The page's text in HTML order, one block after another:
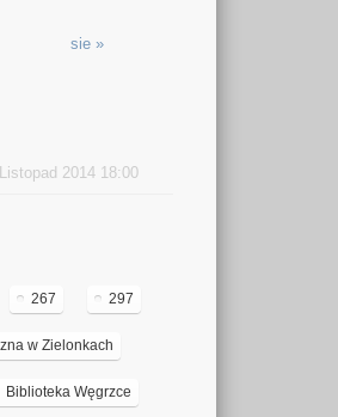
sie »
2014 18:00
267 297
w Zielonkach
Biblioteka Węgrzce